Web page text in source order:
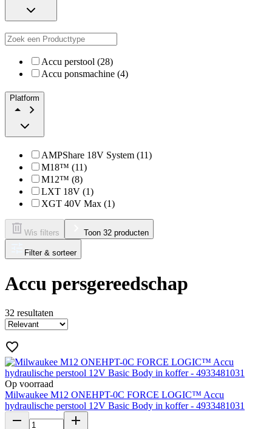
Accu perstool (28)
Accu ponsmachine (4)
Platform
AMPShare 18V System (11)
M18™ (11)
M12™ (8)
LXT 18V (1)
XGT 40V Max (1)
Wis filters Toon 32 producten
Filter & sorteer
Accu persgereedschap
32 resultaten
Op voorraad
Milwaukee M12 ONEHPT-0C FORCE LOGIC™ Accu
hydraulische perstool 12V Basic Body in koffer - 4933481031